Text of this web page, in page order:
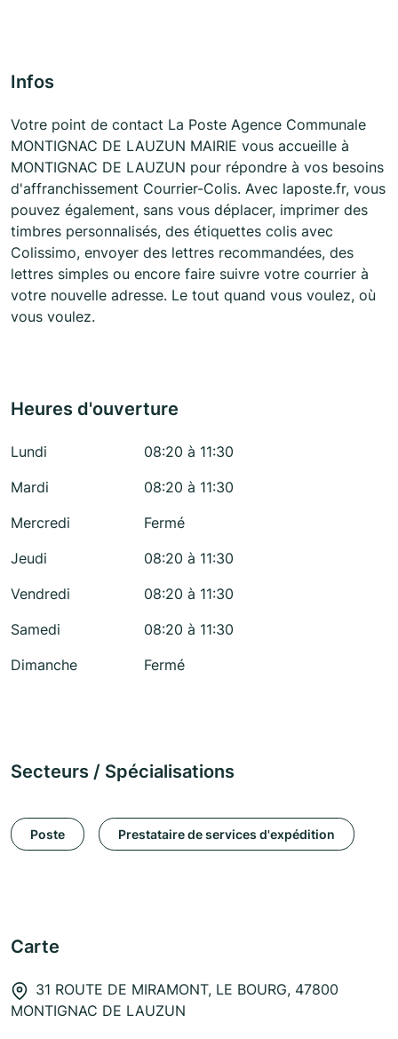
Infos
Votre point de contact La Poste Agence Communale
MONTIGNAC DE LAUZUN MAIRIE vous accueille à
MONTIGNAC DE LAUZUN pour répondre à vos besoins
d'affranchissement Courrier-Colis. Avec laposte.fr, vous
pouvez également, sans vous déplacer, imprimer des
timbres personnalisés, des étiquettes colis avec
Colissimo, envoyer des lettres recommandées, des
lettres simples ou encore faire suivre votre courrier à
votre nouvelle adresse. Le tout quand vous voulez, où
vous voulez.
Heures d'ouverture
Lundi
08:20 à 11:30
Mardi
08:20 à 11:30
Mercredi
Fermé
Jeudi
08:20 à 11:30
Vendredi
08:20 à 11:30
Samedi
08:20 à 11:30
Dimanche
Fermé
Secteurs / Spécialisations
Poste Prestataire de services d'expédition
Carte
31 ROUTE DE MIRAMONT, LE BOURG, 47800
MONTIGNAC DE LAUZUN